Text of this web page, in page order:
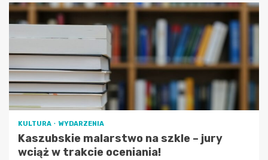
KULTURA WYDARZENIA
Kaszubskie malarstwo na szkle – jury
wciąż w trakcie oceniania!